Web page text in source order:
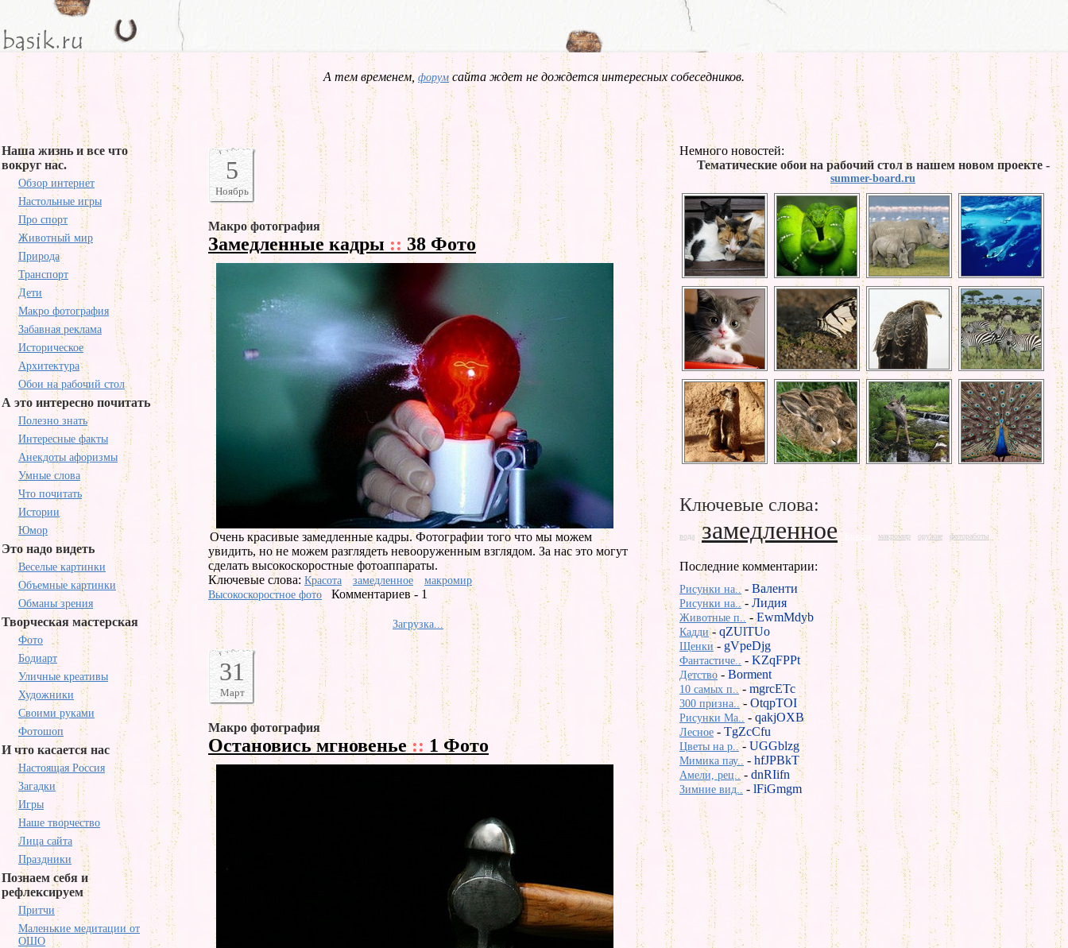
А тем временем, форум сайта ждет не дождется интересных собеседников.
Наша жизнь и все что
вокруг нас.
Обзор интернет
Настольные игры
Про спорт
Животный мир
Природа
Транспорт
Дети
Макро фотография
Забавная реклама
Историческое
Архитектура
Обои на рабочий стол
А это интересно почитать
Полезно знать
Интересные факты
Анекдоты афоризмы
Умные слова
Что почитать
Истории
Юмор
Это надо видеть
Веселые картинки
Объемные картинки
Обманы зрения
Творческая мастерская
Фото
Бодиарт
Уличные креативы
Художники
Своими руками
Фотошоп
И что касается нас
Настоящая Россия
Загадки
Игры
Наше творчество
Лица сайта
Праздники
Познаем себя и
рефлексируем
Притчи
Маленькие медитации от
ОШО
5
Ноябрь
Макро фотография
Замедленные кадры :: 38 Фото
Очень красивые замедленные кадры. Фотографии того что мы можем
увидить, но не можем разглядеть невооруженным взглядом. За нас это могут
сделать высокоскоростные фотоаппараты.
Ключевые слова: Красота замедленное
макромир
Высокоскоростное фото
Комментариев - 1
Загрузка...
31
Март
Макро фотография
Остановись мгновенье:: 1 Фото
Немного новостей:
Тематические обои на рабочий стол в нашем новом проекте -
summer-board.ru
Ключевые слова:
вода замедленное Красота макромир оружие фотоработы
Последние комментарии:
Рисунки на.. - Валенти
Рисунки на..- Лидия
Животные п.. -EwmMdyb
Кадди- qZUlTUo
Щенки- gVpeDjg
Фантастиче.. - KZqFPPt
Детство - Borment
10 самых п..- mgrcETc
300 призна..- OtqpTOI
Рисунки Ma.. -qakjOXB
Лесное - TgZcCfu
Цветы на р..- UGGblzg
Мимика пау.. - hfJPBkT
Амели, рец..- dnRIifn
Зимние вид.. - lFiGmgm